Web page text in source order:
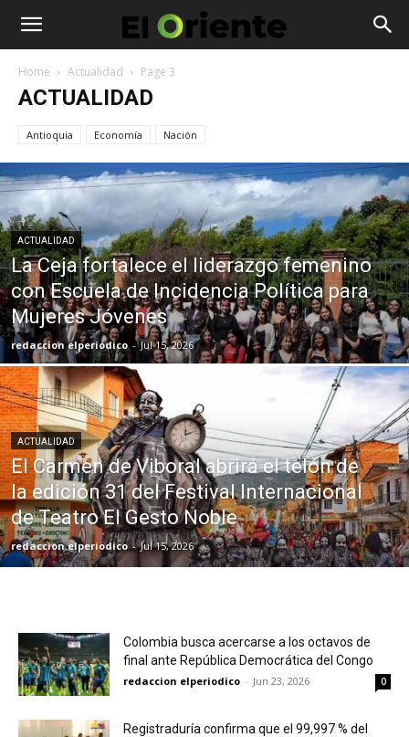
Home Actualidad Page 3
ACTUALIDAD
Antioquia Economía Nación
ACTUALIDAD
La Ceja fortalece el liderazgo femenino
con Escuela de Incidencia Política para
Mujeres Jóvenes
redaccion elperiodico - Jul 15, 2026
ACTUALIDAD
El Carmen de Viboral abrirá el telón de
la edición 31 del Festival Internacional
de Teatro El Gesto Noble
redaccion elperiodico - Jul 15, 2026
Colombia busca acercarse a los octavos de
final ante República Democrática del Congo
redaccion elperiodico - Jun 23, 2026 0
Registraduría confirma que el 99,997 % del